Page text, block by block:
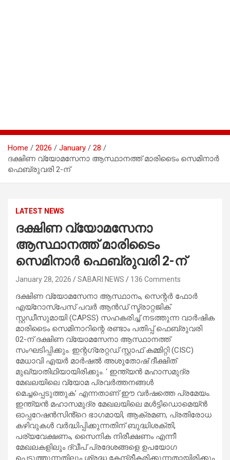
Home 2026 January
28
ദക്ഷിണ വ്യോമസേനാ ആസ്ഥാനത്ത് മാരിടൈം സെമിനാർ
ഫെബ്രുവരി 2-ന്
LATEST NEWS
ദക്ഷിണ വ്യോമസേനാ
ആസ്ഥാനത്ത് മാരിടൈം
സെമിനാർ ഫെബ്രുവരി 2-ന്
January 28, 2026 SABARI NEWS 136 Comments
ദക്ഷിണ വ്യോമസേനാ ആസ്ഥാനം, സെന്റർ ഫോർ
എയ്‌റോസ്‌പേസ് പവർ ആൻഡ് സ്ട്രാറ്റജിക്
സ്റ്റഡീസുമായി (CAPSS) സഹകരിച്ച് നടത്തുന്ന വാർഷിക
മാരിടൈം സെമിനാറിന്റെ രണ്ടാം പതിപ്പ് ഫെബ്രുവരി
02-ന് ദക്ഷിണ വ്യോമസേനാ ആസ്ഥാനത്ത്
സംഘടിപ്പിക്കും. ഇന്റഗ്രേറ്റഡ് സ്റ്റാഫ് കമ്മിറ്റി (CISC)
മേധാവി എയർ മാർഷൽ അശുതോഷ് ദീക്ഷിത്
മുഖ്യാതിഥിയായിരിക്കും. ‘ ഇന്ത്യൻ മഹാസമുദ്ര
മേഖലയിലെ വ്യോമ പ്രവർത്തനങ്ങൾ
മെച്ചപ്പെടുത്തുക’ എന്നതാണ് ഈ വർഷത്തെ പ്രമേയം.
ഇന്ത്യൻ മഹാസമുദ്ര മേഖലയിലെ മൾട്ടിഡൊമെയ്ൻ
ഓപ്പറേഷൻസിൻ്റെ ഭാഗമായി, ആക്രമണ, പ്രതിരോധ
കഴിവുകൾ വർദ്ധിപ്പിക്കുന്നതിന് ബുദ്ധിശക്തി,
പര്യവേക്ഷണം, സൈനിക നിരീക്ഷണം എന്നീ
മേഖലകളിലും ദ്വീപ് പ്രദേശങ്ങളെ ഉപയോഗ
പെടുത്തുന്നതിലും ശ്രദ്ധ കേന്ദ്രീകരിക്കുന്നതായിരിക്കും